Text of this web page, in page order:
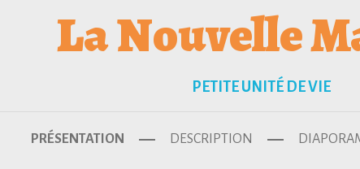
La Nouvelle
PETITE UNITÉ DE VIE
PRÉSENTATION DESCRIPTION